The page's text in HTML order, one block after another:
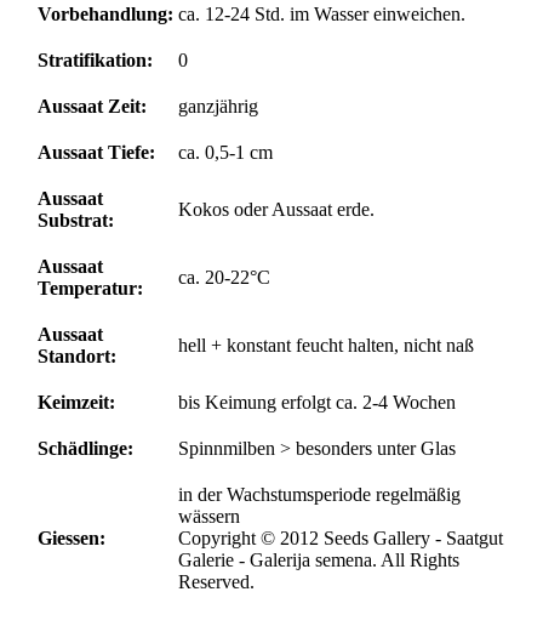
Vorbehandlung: ca. 12-24 Std. im Wasser einweichen.
Stratifikation: 0
Aussaat Zeit: ganzjährig
Aussaat Tiefe: ca. 0,5-1 cm
Aussaat
Substrat:
Kokos oder Aussaat erde.
Aussaat
Temperatur:
ca. 20-22°C
Aussaat
Standort:
hell + konstant feucht halten, nicht naß
Keimzeit: bis Keimung erfolgt ca. 2-4 Wochen
Schädlinge: Spinnmilben > besonders unter Glas
Giessen:
in der Wachstumsperiode regelmäßig
wässern
Copyright © 2012 Seeds Gallery - Saatgut
Galerie - Galerija semena. All Rights
Reserved.